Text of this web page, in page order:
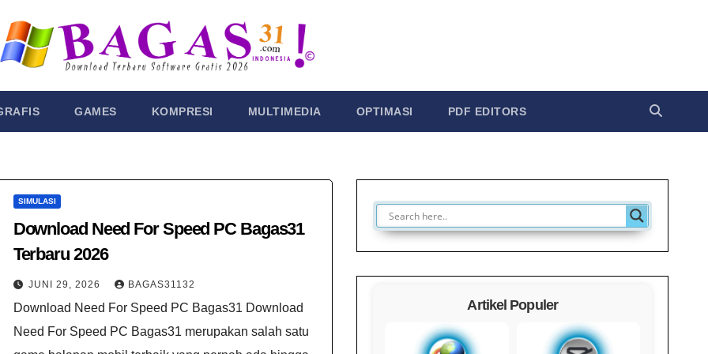
GAMES KOMPRESI MULTIMEDIA OPTIMASI PDF EDITORS
SIMULASI
Download Need For Speed PC Bagas31​
Terbaru 2026
JUNI 29, 2026 BAGAS31132
Download Need For Speed PC Bagas31​ Download
Need For Speed PC Bagas31​ merupakan salah satu
Artikel Populer